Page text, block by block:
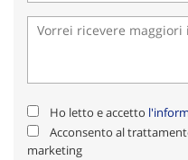
Ho letto e accetto
Acconsento al
marketing